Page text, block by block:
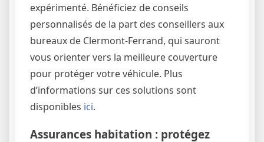
expérimenté. Bénéficiez de conseils
personnalisés de la part des conseillers aux
bureaux de Clermont-Ferrand, qui sauront
vous orienter vers la meilleure couverture
pour protéger votre véhicule. Plus
d’informations sur ces solutions sont
disponibles ici.
Assurances habitation : protégez